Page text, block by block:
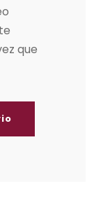
que